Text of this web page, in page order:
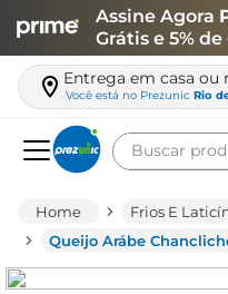
Assine Agora
Grátis e 5%
Entrega em casa ou
Você está no Prezunic Rio
Buscar
Frios E
Queijo Arábe
leite